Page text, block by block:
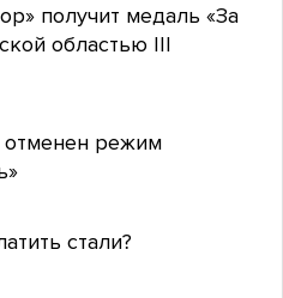
получит медаль «За
областью III
отменен режим
стали?